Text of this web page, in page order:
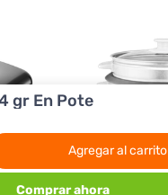
gr En Pote
Agregar al carrito
Comprar ahora